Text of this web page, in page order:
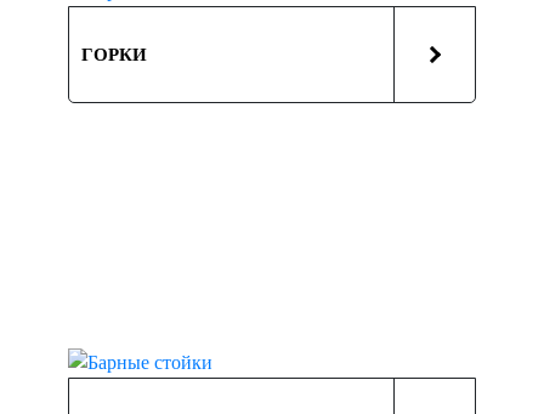
ГОРКИ